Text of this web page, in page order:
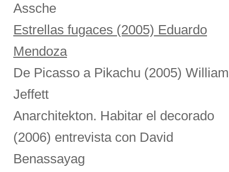
Assche
Estrellas fugaces (2005) Eduardo
Mendoza
De Picasso a Pikachu (2005) William
Jeffett
Anarchitekton. Habitar el decorado
(2006) entrevista con David
Benassayag